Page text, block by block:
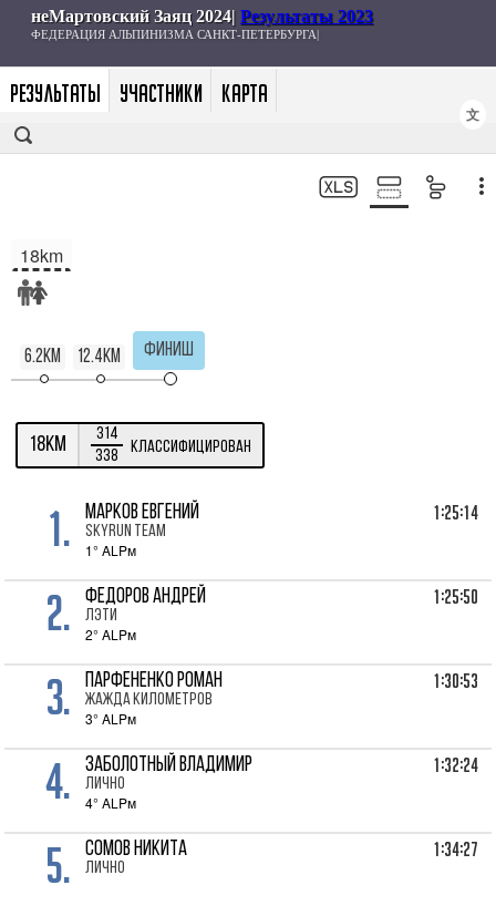
РЕЗУЛЬТАТЫ УЧАСТНИКИ КАРТА
文
18km
6.2km 12.4km Финиш
18km
314
338
Классифицирован
1. МАРКОВ Евгений
SKYRUN TEAM
1° ALPм
1:25:14
2. ФЕДОРОВ Андрей
ЛЭТИ
2° ALPм
1:25:50
3. ПАРФЕНЕНКО Роман
Жажда Километров
3° ALPм
1:30:53
4. ЗАБОЛОТНЫЙ Владимир
лично
4° ALPм
1:32:24
5. СОМОВ Никита
лично
1:34:27